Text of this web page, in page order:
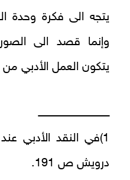
يتجه الى فكرة وحدة
وإنما قصد الى
يتكون العمل الأدبي
ــــــــــــــــــــــــــــــــــــــــ
1)في النقد الأدبي
درويش ص 191.